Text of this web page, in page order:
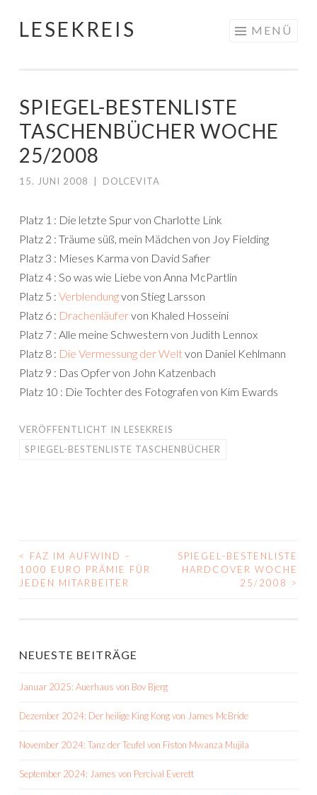
Springe
LESEKREIS MENÜ
SPIEGEL-BESTENLISTE
TASCHENBÜCHER WOCHE
25/2008
15. JUNI 2008 DOLCEVITA
Platz 1 : Die letzte Spur von Charlotte Link
Platz 2 : Träume süß, mein Mädchen von Joy Fielding
Platz 3 : Mieses Karma von David Safier
Platz 4 : So was wie Liebe von Anna McPartlin
Platz 5 : Verblendungvon Stieg Larsson
Platz 6 : Drachenläufervon Khaled Hosseini
Platz 7 : Alle meine Schwestern von Judith Lennox
Platz 8 : Die Vermessung der Weltvon Daniel Kehlmann
Platz 9 : Das Opfer von John Katzenbach
Platz 10 : Die Tochter des Fotografen von Kim Ewards
VERÖFFENTLICHT IN LESEKREIS
SPIEGEL-BESTENLISTE TASCHENBÜCHER
BEITRAGS-
NAVIGATION
<
FAZ IM AUFWIND –
1000 EURO PRÄMIE FÜR
JEDEN MITARBEITER
SPIEGEL-BESTENLISTE
HARDCOVER WOCHE
25/2008
>
NEUESTE BEITRÄGE
Januar 2025: Auerhaus von Bov Bjerg
Dezember 2024: Der heilige King Kong von James McBride
November 2024: Tanz der Teufel von Fiston Mwanza Mujila
September 2024: James von Percival Everett